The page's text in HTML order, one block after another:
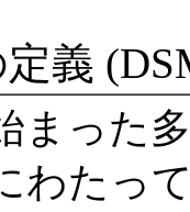
義
まった
わたっ